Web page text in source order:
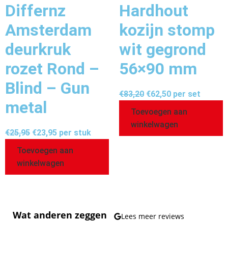
Differnz
Amsterdam
deurkruk
rozet Rond –
Blind – Gun
metal
€25,95 €23,95 per stuk
Toevoegen aan
winkelwagen
Hardhout
kozijn stomp
wit gegrond
56×90 mm
€83,20 €62,50 per set
Toevoegen aan
winkelwagen
Wat anderen zeggen Lees meer reviews